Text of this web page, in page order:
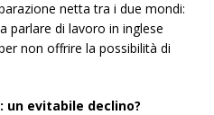
netta tra i due mondi:
parlare di lavoro in inglese
non offrire la possibilità di
un evitabile declino?